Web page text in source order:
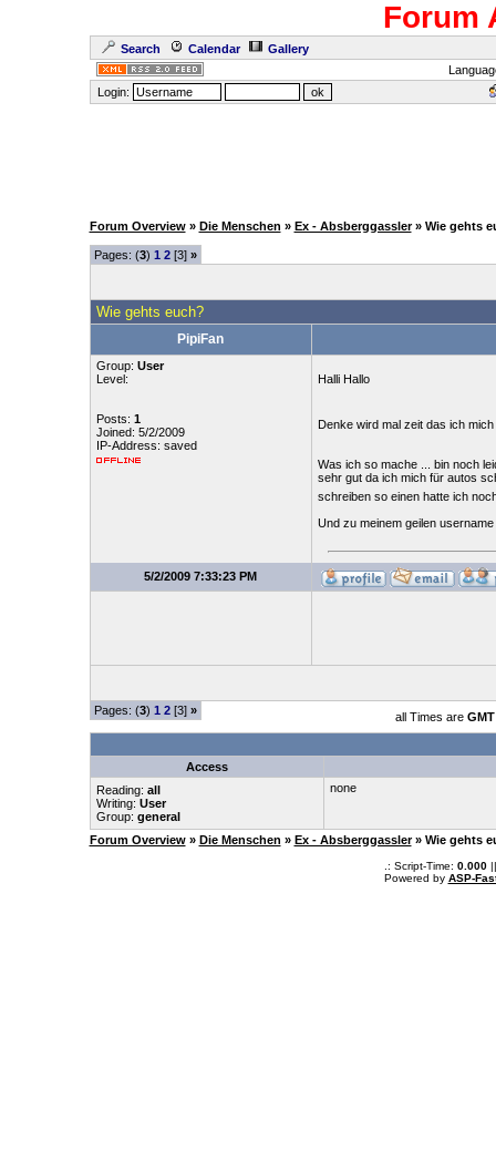
Forum
Search Calendar
Gallery
Login:
Forum Overview » Die Menschen » Ex - Absberggassler » Wie gehts
Pages: (3) 1 2[3] »
Wie gehts euch?
PipiFan
Group: User
Level:
Posts: 1
Joined: 5/2/2009
IP-Address: saved
Halli Hallo
Denke wird mal zeit das ich
Was ich so mache ... bin noch
sehr gut da ich mich für autos
schreiben so einen hatte ich
Und zu meinem geilen
5/2/2009 7:33:23 PM
Pages: (3) 1 2[3] » all Times are
Access
Reading: all
Writing: User
Group: general
none
Forum Overview » Die Menschen » Ex - Absberggassler » Wie gehts
.: Script-Time: 0.000||
Powered by ASP-